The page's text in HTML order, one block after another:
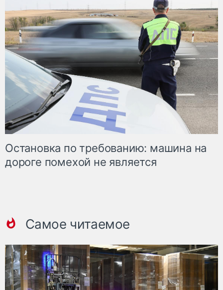
Остановка по требованию: машина на
дороге помехой не является
Самое читаемое